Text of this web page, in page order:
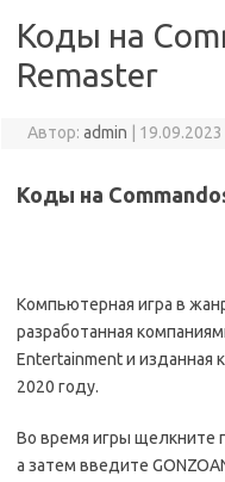
Коды на
Remaster
Автор: admin 19.09.2023
Коды на
Компьютерная игра в
разработанная
Entertainment и изданная
2020 году.
Во время игры щелкните
а затем введите